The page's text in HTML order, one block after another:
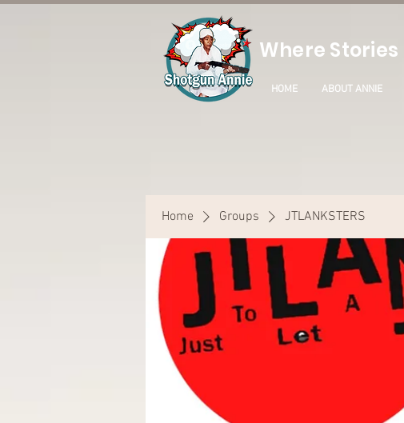
Where
HOME ABOUT ANNIE
Home Groups JTLANKSTERS